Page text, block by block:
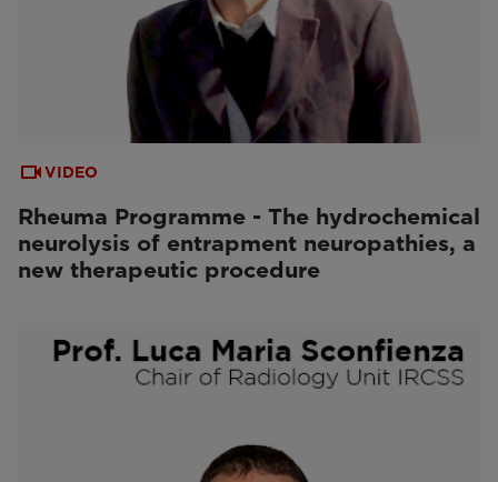
VIDEO
Rheuma Programme - The hydrochemical
neurolysis of entrapment neuropathies, a
new therapeutic procedure